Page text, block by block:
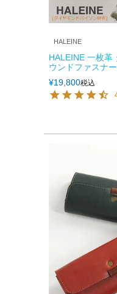
HALEINE
HALEINE 一枚革
ウンドファスナ
¥19,800税込